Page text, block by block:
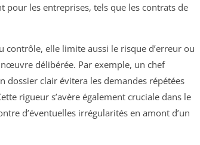
pour les entreprises, tels que les contrats de
elle limite aussi le risque d’erreur ou
délibérée. Par exemple, un chef
dossier clair évitera les demandes répétées
rigueur s’avère également cruciale dans le
d’éventuelles irrégularités en amont d’un